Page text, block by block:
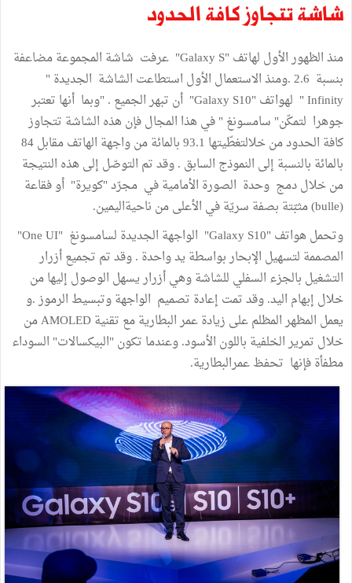
شاشة تتجاوز كافة الحدود
منذ الظهور الأول لهاتف "Galaxy S" عرفت شاشة المجموعة مضاعفة
بنسبة 2.6 .ومنذ الاستعمال الأول استطاعت الشاشة الجديدة "
Infinity " لهواتف "Galaxy S10" أن تبهر الجميع . "وبما أنها تعتبر
جوهرا لتمكّن" سامسونغ " في هذا المجال فإن هذه الشاشة تتجاوز
كافة الحدود من خلالتغطّيتها 93.1 بالمائة من واجهة الهاتف مقابل 84
بالمائة بالنسبة إلى النموذج السابق . وقد تم التوصّل إلى هذه النتيجة
من خلال دمج وحدة الصورة الأمامية في مجرّد "كويرة" أو فقاعة
(bulle) مثبّتة بصفة سريّة في الأعلى من ناحيةاليمين.
وتحمل هواتف "Galaxy S10" الواجهة الجديدة لسامسونغ "One UI"
المصممة لتسهيل الإبحار بواسطة يد واحدة . وقد تم تجميع أزرار
التشغيل بالجزء السفلي للشاشة وهي أزرار يسهل الوصول إليها من
خلال إبهام اليد. وقد تمت إعادة تصميم الواجهة وتبسيط الرموز .و
يعمل المظهر المظلم على زيادة عمر البطارية مع تقنية AMOLED من
خلال تمرير الخلفية باللون الأسود. وعندما تكون "البيكسالات" السوداء
مطفأة فإنها تحفظ عمرالبطارية.